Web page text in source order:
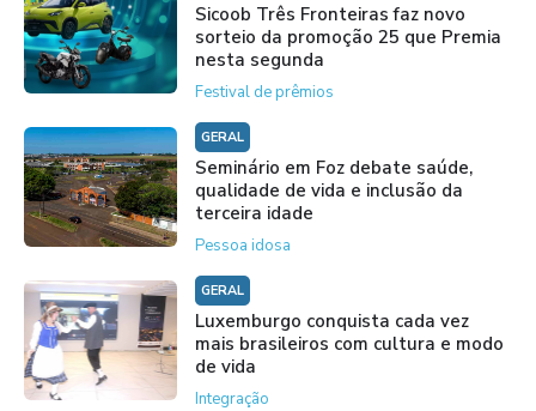
Sicoob Três Fronteiras faz novo
sorteio da promoção 25 que Premia
nesta segunda
Festival de prêmios
GERAL
Seminário em Foz debate saúde,
qualidade de vida e inclusão da
terceira idade
Pessoa idosa
GERAL
Luxemburgo conquista cada vez
mais brasileiros com cultura e modo
de vida
Integração